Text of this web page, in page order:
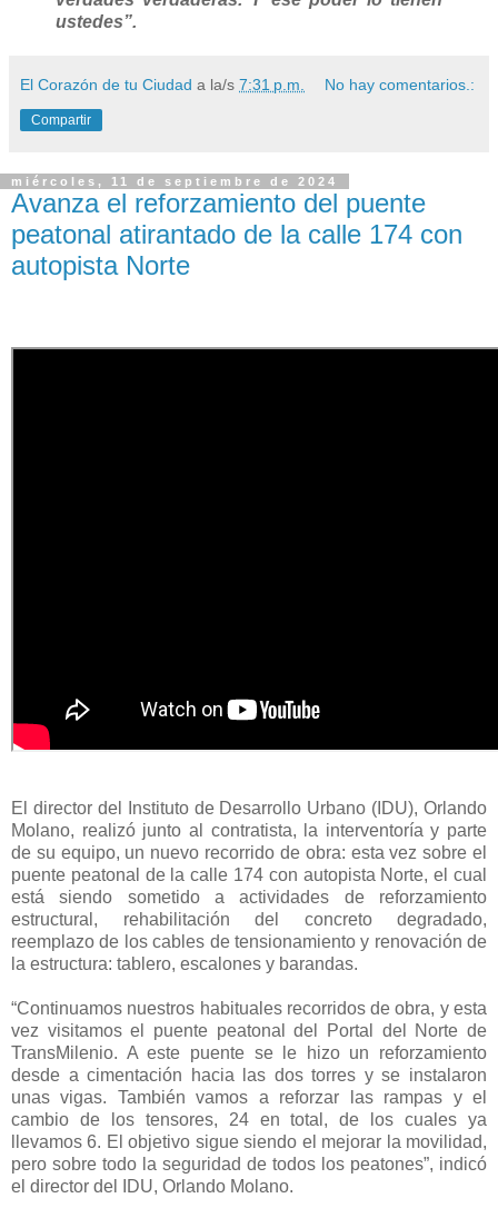
ustedes”.
El Corazón de tu Ciudad a la/s 7:31 p.m. No hay comentarios.:
Compartir
miércoles, 11 de septiembre de 2024
Avanza el reforzamiento del puente
peatonal atirantado de la calle 174 con
autopista Norte
El director del Instituto de Desarrollo Urbano (IDU), Orlando
Molano, realizó junto al contratista, la interventoría y parte
de su equipo, un nuevo recorrido de obra: esta vez sobre el
puente peatonal de la calle 174 con autopista Norte, el cual
está siendo sometido a actividades de reforzamiento
estructural, rehabilitación del concreto degradado,
reemplazo de los cables de tensionamiento y renovación de
la estructura: tablero, escalones y barandas.
“Continuamos nuestros habituales recorridos de obra, y esta
vez visitamos el puente peatonal del Portal del Norte de
TransMilenio. A este puente se le hizo un reforzamiento
desde a cimentación hacia las dos torres y se instalaron
unas vigas. También vamos a reforzar las rampas y el
cambio de los tensores, 24 en total, de los cuales ya
llevamos 6. El objetivo sigue siendo el mejorar la movilidad,
pero sobre todo la seguridad de todos los peatones”, indicó
el director del IDU, Orlando Molano.